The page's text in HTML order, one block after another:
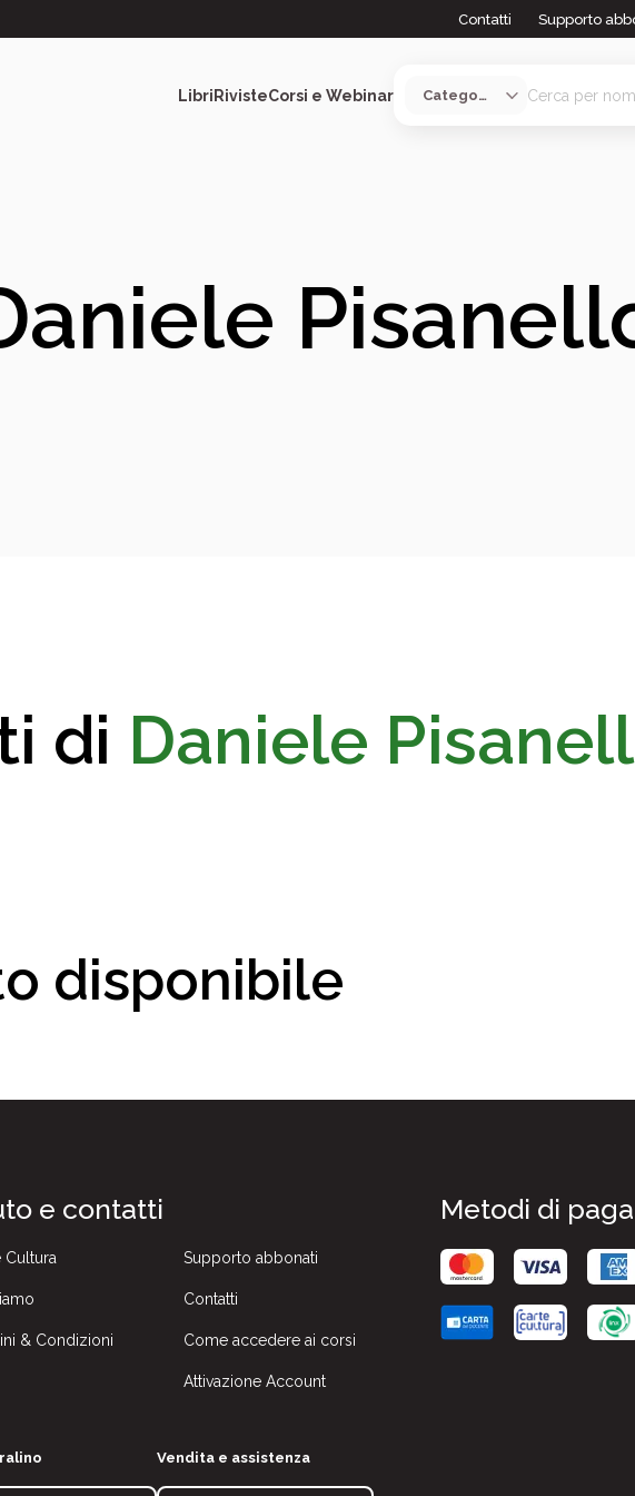
Contatti Supporto
LibriRivisteCorsi e Webinar
di Daniele
disponibile
e contatti
Cultura
& Condizioni
Supporto abbonati
Contatti
Come accedere ai corsi
Attivazione Account
Vendita e assistenza
Metodi di